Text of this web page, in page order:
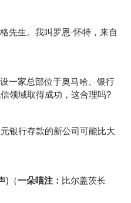
先生。我叫罗恩·怀特，来自
一家总部位于奥马哈、银行
领域取得成功，这合理吗?
银行存款的新公司可能比大
)（一朵喵注： 比尔盖茨长